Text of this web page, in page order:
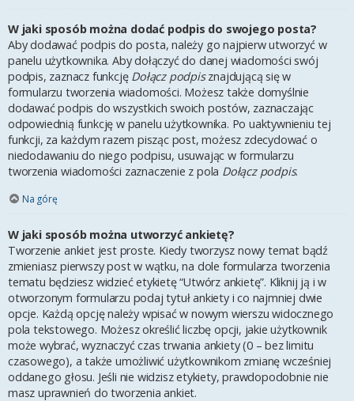
W jaki sposób można dodać podpis do swojego posta?
Aby dodawać podpis do posta, należy go najpierw utworzyć w
panelu użytkownika. Aby dołączyć do danej wiadomości swój
podpis, zaznacz funkcję Dołącz podpisznajdującą się w
formularzu tworzenia wiadomości. Możesz także domyślnie
dodawać podpis do wszystkich swoich postów, zaznaczając
odpowiednią funkcję w panelu użytkownika. Po uaktywnieniu tej
funkcji, za każdym razem pisząc post, możesz zdecydować o
niedodawaniu do niego podpisu, usuwając w formularzu
tworzenia wiadomości zaznaczenie z pola Dołącz podpis.
Na górę
W jaki sposób można utworzyć ankietę?
Tworzenie ankiet jest proste. Kiedy tworzysz nowy temat bądź
zmieniasz pierwszy post w wątku, na dole formularza tworzenia
tematu będziesz widzieć etykietę “Utwórz ankietę”. Kliknij ją i w
otworzonym formularzu podaj tytuł ankiety i co najmniej dwie
opcje. Każdą opcję należy wpisać w nowym wierszu widocznego
pola tekstowego. Możesz określić liczbę opcji, jakie użytkownik
może wybrać, wyznaczyć czas trwania ankiety (0 – bez limitu
czasowego), a także umożliwić użytkownikom zmianę wcześniej
oddanego głosu. Jeśli nie widzisz etykiety, prawdopodobnie nie
masz uprawnień do tworzenia ankiet.